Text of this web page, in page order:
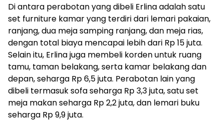
Di antara perabotan yang dibeli Erlina adalah satu
set furniture kamar yang terdiri dari lemari pakaian,
ranjang, dua meja samping ranjang, dan meja rias,
dengan total biaya mencapai lebih dari Rp 15 juta.
Selain itu, Erlina juga membeli korden untuk ruang
tamu, taman belakang, serta kamar belakang dan
depan, seharga Rp 6,5 juta. Perabotan lain yang
dibeli termasuk sofa seharga Rp 3,3 juta, satu set
meja makan seharga Rp 2,2 juta, dan lemari buku
seharga Rp 9,9 juta.